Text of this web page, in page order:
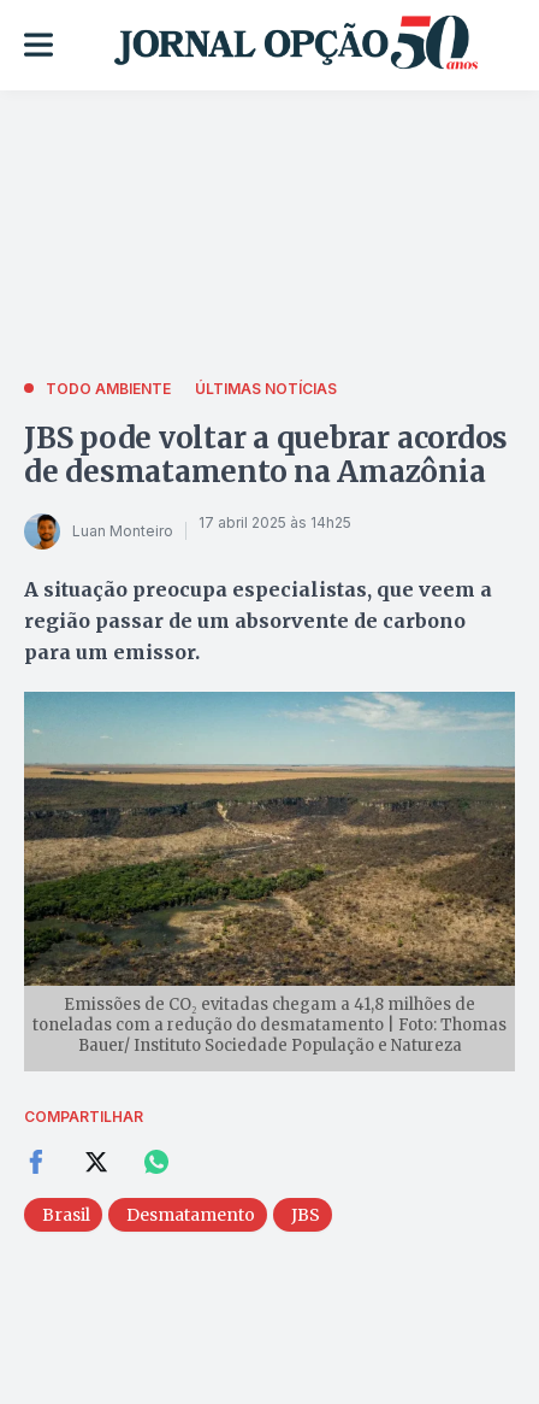
TODO AMBIENTE ÚLTIMAS NOTÍCIAS
JBS pode voltar a quebrar acordos
de desmatamento na Amazônia
Luan Monteiro 17 abril 2025 às 14h25
A situação preocupa especialistas, que veem a
região passar de um absorvente de carbono
para um emissor.
Emissões de CO₂ evitadas chegam a 41,8 milhões de
toneladas com a redução do desmatamento | Foto: Thomas
Bauer/ Instituto Sociedade População e Natureza
COMPARTILHAR
Brasil Desmatamento JBS